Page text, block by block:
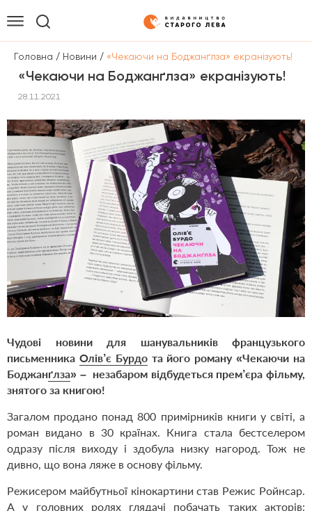
Головна / Новини / «Чекаючи на Боджанґлза» екранізують!
«Чекаючи на Боджанґлза» екранізують!
28.11.2021
Чудові новини для шанувальників французького
письменника Олів’є Бурдота його роману «Чекаючи на
Боджанґлза» – незабаром відбудеться прем’єра фільму,
знятого за книгою!
Загалом продано понад 800 примірників книги у світі, а
роман видано в 30 країнах. Книга стала бестселером
одразу після виходу і здобула низку нагород. Тож не
дивно, що вона ляже в основу фільму.
Режисером майбутньої кінокартини став Режис Ройнсар.
А у головних ролях глядачі побачать таких акторів: